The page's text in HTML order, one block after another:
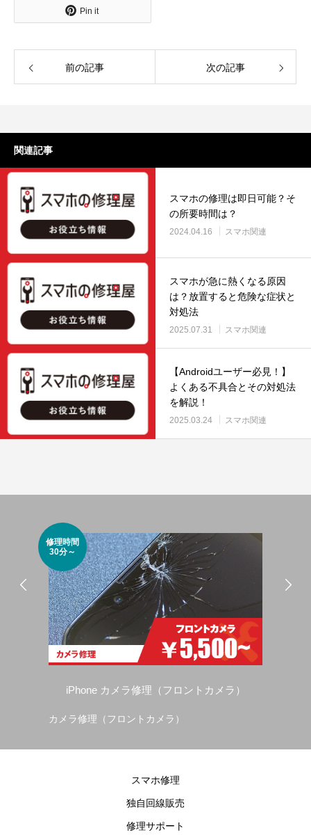
Pin it
前の記事 次の記事
関連記事
スマホの修理は即日可能？そ
の所要時間は？
2024.04.16 スマホ関連
スマホが急に熱くなる原因
は？放置すると危険な症状と
対処法
2025.07.31 スマホ関連
【Androidユーザー必見！】
よくある不具合とその対処法
を解説！
2025.03.24 スマホ関連
修理時間
30分～
iPhone カメラ修理（フロントカメラ）
カメラ修理（フロントカメラ）
スマホ修理
独自回線販売
修理サポート